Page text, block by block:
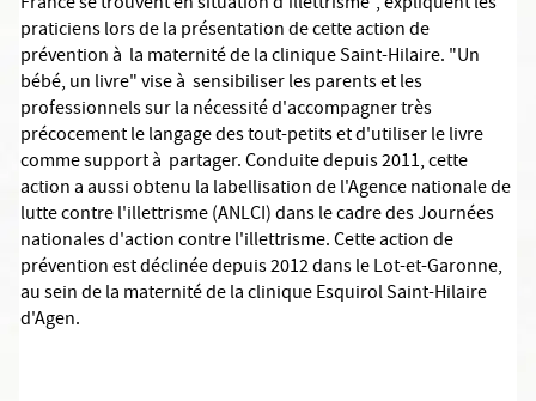
praticiens lors de la présentation de cette action de
prévention à la maternité de la clinique Saint-Hilaire. "Un
bébé, un livre" vise à sensibiliser les parents et les
professionnels sur la nécessité d'accompagner très
précocement le langage des tout-petits et d'utiliser le livre
comme support à partager. Conduite depuis 2011, cette
action a aussi obtenu la labellisation de l'Agence nationale de
lutte contre l'illettrisme (ANLCI) dans le cadre des Journées
nationales d'action contre l'illettrisme. Cette action de
prévention est déclinée depuis 2012 dans le Lot-et-Garonne,
au sein de la maternité de la clinique Esquirol Saint-Hilaire
d'Agen.